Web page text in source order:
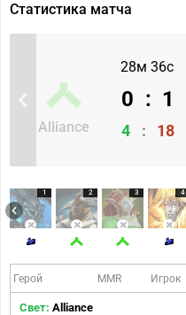
Статистика матча
28м 36с
Alliance
0 : 1
4 : 18
1 2 3 4
Герой MMR Игрок
Свет: Alliance